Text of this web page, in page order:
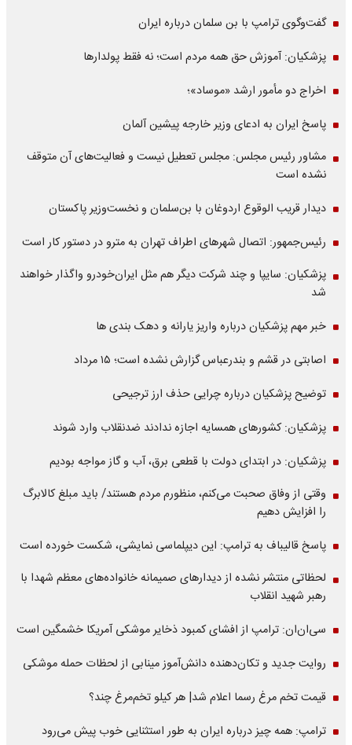
گفت‌وگوی ترامپ با بن سلمان درباره ایران
پزشکیان: آموزش حق همه مردم است؛ نه فقط پولدارها
اخراج دو مأمور ارشد «موساد»؛
پاسخ ایران به ادعای وزیر خارجه پیشین آلمان
مشاور رئیس مجلس: مجلس تعطیل نیست و فعالیت‌های آن متوقف
نشده است
دیدار قریب الوقوع اردوغان با بن‌سلمان و نخست‌وزیر پاکستان
رئیس‌جمهور: اتصال شهرهای اطراف تهران به مترو در دستور کار است
پزشکیان: سایپا و چند شرکت دیگر هم مثل ایران‌خودرو واگذار خواهند
شد
خبر مهم پزشکیان درباره واریز یارانه و دهک بندی ها
اصابتی در قشم و بندرعباس گزارش نشده است؛ ۱۵ مرداد
توضیح پزشکیان درباره چرایی حذف ارز ترجیحی
پزشکیان: کشورهای همسایه اجازه ندادند ضدنقلاب وارد شوند
پزشکیان: در ابتدای دولت با قطعی برق، آب و گاز مواجه بودیم
وقتی از وفاق صحبت می‌کنم، منظورم مردم هستند/ باید مبلغ کالابرگ
را افزایش دهیم
پاسخ قالیباف به ترامپ: این دیپلماسی نمایشی، شکست خورده است
لحظاتی منتشر نشده از دیدارهای صمیمانه خانواده‌های معظم شهدا با
رهبر شهید انقلاب
سی‌ان‌ان: ترامپ از افشای کمبود ذخایر موشکی آمریکا خشمگین است
روایت جدید و تکان‌دهنده دانش‌آموز مینابی از لحظات حمله موشکی
قیمت تخم مرغ رسما اعلام شد| هر کیلو تخم‌مرغ چند؟
ترامپ: همه چیز درباره ایران به طور استثنایی خوب پیش می‌رود